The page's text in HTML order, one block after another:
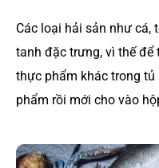
Các loại hải sản như cá,
tanh đặc trưng, vì thế
thực phẩm khác trong
phẩm rồi mới cho vào